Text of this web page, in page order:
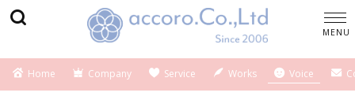
Home Company Service Works Voice